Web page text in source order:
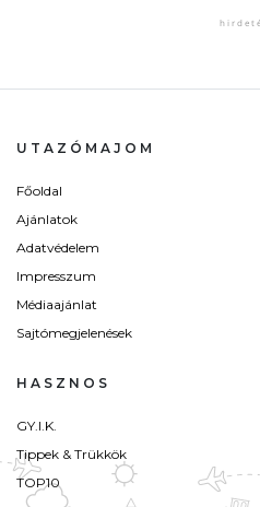
UTAZÓMAJOM
Főoldal
Ajánlatok
Adatvédelem
Impresszum
Médiaajánlat
Sajtómegjelenések
HASZNOS
GY.I.K.
Tippek & Trükkök
TOP10